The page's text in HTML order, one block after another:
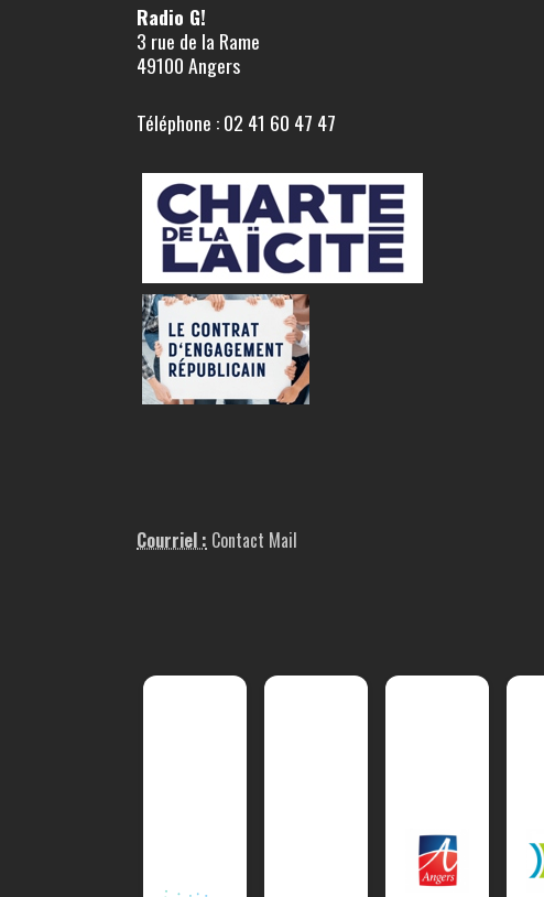
Radio G!
3 rue de la Rame
49100 Angers
Téléphone : 02 41 60 47 47
Courriel : Contact Mail